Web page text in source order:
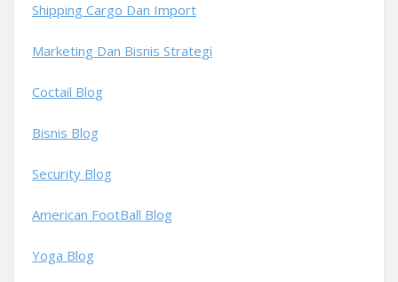
Shipping Cargo Dan Import
Marketing Dan Bisnis Strategi
Coctail Blog
Bisnis Blog
Security Blog
American FootBall Blog
Yoga Blog